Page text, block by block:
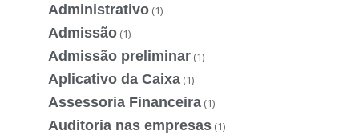
Administrativo (1)
Admissão (1)
Admissão preliminar (1)
Aplicativo da Caixa (1)
Assessoria Financeira (1)
Auditoria nas empresas (1)